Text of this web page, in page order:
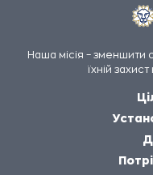
Наша місія – зменшити
їхній